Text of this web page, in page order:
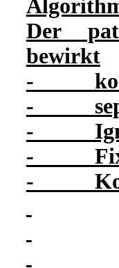
Der
bewirkt
-
-
-
-
-